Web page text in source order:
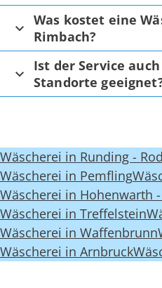
Was kostet eine
Rimbach?
Ist der Service
Standorte
Wäscherei in Runding -
Wäscherei in Pemfling
Wäscherei in Hohenwarth
Wäscherei in Treffelstein
Wäscherei in Waffenbrunn
Wäscherei in Arnbruck